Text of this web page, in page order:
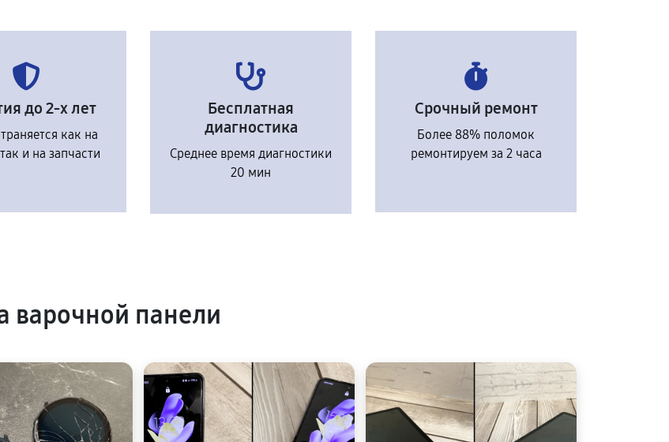
до 2-х лет
как на
и на запчасти
Бесплатная
диагностика
Среднее время диагностики
20 мин
Срочный ремонт
Более 88% поломок
ремонтируем за 2 часа
варочной панели